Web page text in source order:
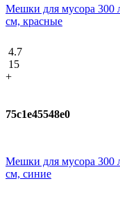
Мешки для мусора 300
см, красные
4.7
15
+
75c1e45548e0
Мешки для мусора 300
см, синие